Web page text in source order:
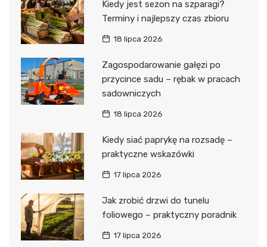
Kiedy jest sezon na szparagi?
Terminy i najlepszy czas zbioru
18 lipca 2026
Zagospodarowanie gałęzi po
przycince sadu – rębak w pracach
sadowniczych
18 lipca 2026
Kiedy siać paprykę na rozsadę –
praktyczne wskazówki
17 lipca 2026
Jak zrobić drzwi do tunelu
foliowego – praktyczny poradnik
17 lipca 2026